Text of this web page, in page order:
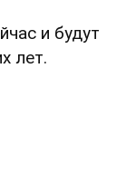
и будут
лет.